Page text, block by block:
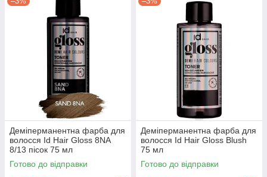
Деміперманентна фарба для
волосся Id Hair Gloss 8NA
8/13 пісок 75 мл
Готово до відправки
Деміперманентна фарба для
волосся Id Hair Gloss Blush
75 мл
Готово до відправки